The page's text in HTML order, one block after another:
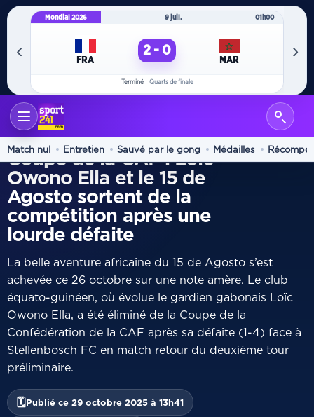
‹
Mondial 2026 9 juil. 01h00
FRA
2 - 0
MAR
Terminé Quarts de finale
›
Match nul Entretien Sauvé par le gong Médailles
ACCUEIL
DEFAITE
Coupe de la CAF : Loïc
Owono Ella et le 15 de
Agosto sortent de la
compétition après une
lourde défaite
La belle aventure africaine du 15 de Agosto s’est
achevée ce 26 octobre sur une note amère. Le club
équato-guinéen, où évolue le gardien gabonais Loïc
Owono Ella, a été éliminé de la Coupe de la
Confédération de la CAF après sa défaite (1-4) face à
Stellenbosch FC en match retour du deuxième tour
préliminaire.
🗓Publié ce 29 octobre 2025 à 13h41